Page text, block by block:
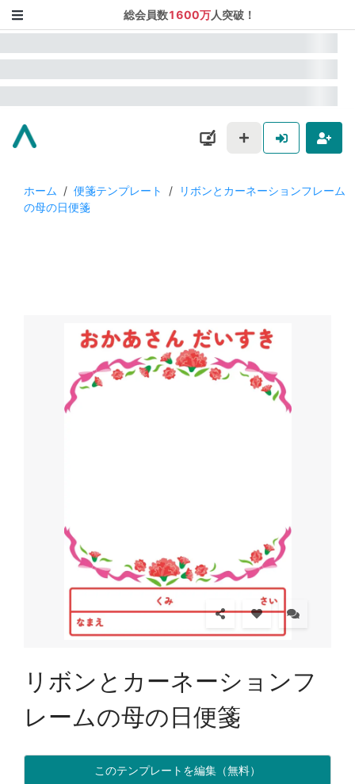
総会員数1600万人突破！
ホーム / 便箋テンプレート /
リボンとカーネーションフレーム
の母の日便箋
リボンとカーネーションフ
レームの母の日便箋
このテンプレートを編集（無料）